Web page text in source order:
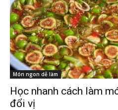
Món ngon dễ làm
Học nhanh cách làm
đổi vị